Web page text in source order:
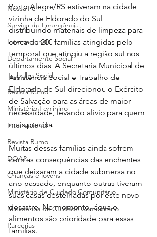
Nossa Fé
Serviço de Emergência
Internacional
Departamento Social
Trabalho Social
Revista Rumo
Ministério Feminino
Internacional
Revista Rumo
DOAR
Crianças e jovens
Ministério de Cuidado Comunitário
Ministérios de Cuidado Comunitário
Parcerias
Porto Alegre/RS estiveram na cidade
vizinha de Eldorado do Sul
distribuindo materiais de limpeza para
cerca de 200 famílias atingidas pelo
temporal que atingiu a região sul nos
últimos dias. A Secretaria Municipal de
Assistência Social e Trabalho de
Eldorado do Sul direcionou o Exército
de Salvação para as áreas de maior
necessidade, levando alívio para quem
mais precisa.
Muitas dessas famílias ainda sofrem
com as consequências das enchentes
que deixaram a cidade submersa no
ano passado, enquanto outras tiveram
suas casas destelhadas por este novo
desastre. No momento, água e
alimentos são prioridade para essas
famílias.